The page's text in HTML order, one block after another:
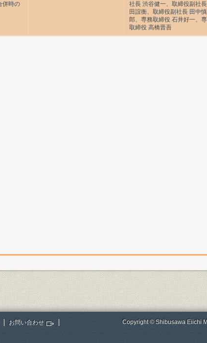
併時の
社長 渋谷健一、取締役副社
田誼衡、取締役副社長 田中
郎、専務取締役 石井好一、
取締役 高橋晋吾
お問い合わせ Copyright © Shibusawa Eiichi